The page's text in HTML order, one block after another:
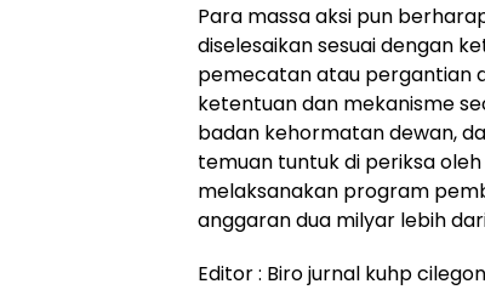
Para massa aksi pun
diselesaikan sesuai dengan
pemecatan atau pergantian
ketentuan dan mekanisme
badan kehormatan dewan,
temuan tuntuk di periksa
melaksanakan program
anggaran dua milyar lebih
Editor : Biro jurnal kuhp cilegon